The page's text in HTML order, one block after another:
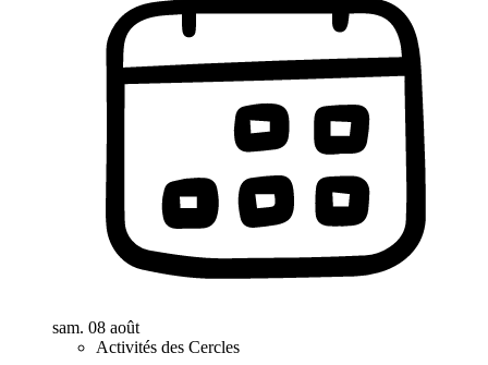
sam. 08 août
Activités des Cercles